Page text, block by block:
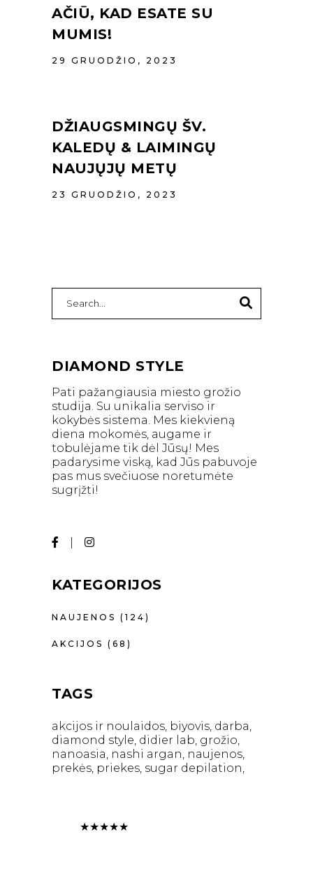
AČIŪ, KAD ESATE SU
MUMIS!
29 GRUODŽIO, 2023
DŽIAUGSMINGŲ ŠV.
KALEDŲ & LAIMINGŲ
NAUJŲJŲ METŲ
23 GRUODŽIO, 2023
for:
DIAMOND STYLE
Pati pažangiausia miesto grožio
studija. Su unikalia serviso ir
kokybės sistema. Mes kiekvieną
diena mokomės, augame ir
tobulėjame tik dėl Jūsų! Mes
padarysime viską, kad Jūs pabuvoje
pas mus svečiuose noretumėte
sugrįžti!
KATEGORIJOS
NAUJENOS (124)
AKCIJOS (68)
TAGS
akcijos ir noulaidos biyovis darba
diamond style didier lab grožio
nanoasia nashi argan naujenos
prekės priekes sugar depilation
★★★★★